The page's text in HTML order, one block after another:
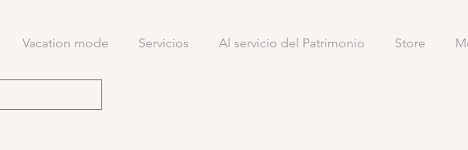
Vacation mode Servicios Al servicio del Patrimonio Store